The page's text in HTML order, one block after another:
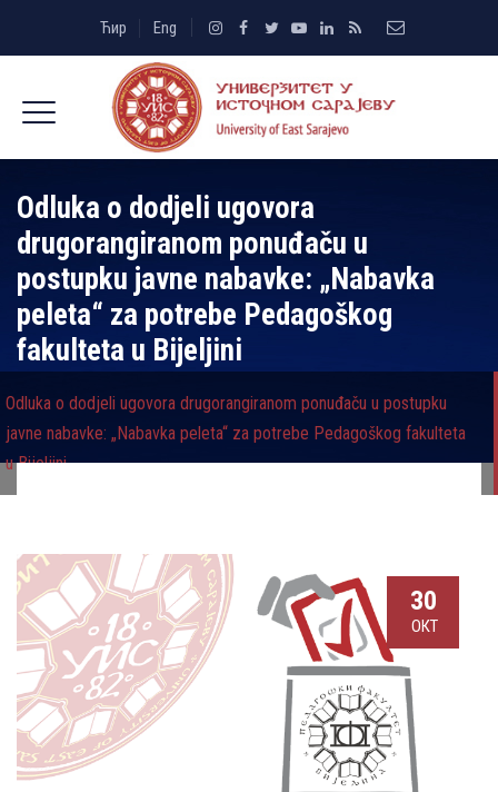
Ћир Eng
Odluka o dodjeli ugovora
drugorangiranom ponuđaču u
postupku javne nabavke: „Nabavka
peleta“ za potrebe Pedagoškog
fakulteta u Bijeljini
Odluka o dodjeli ugovora drugorangiranom ponuđaču u postupku
javne nabavke: „Nabavka peleta“ za potrebe Pedagoškog fakulteta
u Bijeljini
30
ОКТ